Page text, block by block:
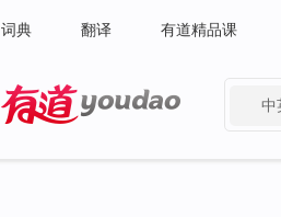
词典 翻译 有道精品课
中